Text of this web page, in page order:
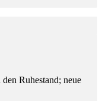
Ruhestand; neue